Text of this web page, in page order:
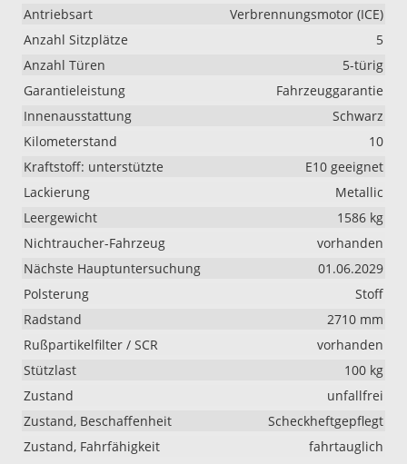
Antriebsart
Verbrennungsmotor (ICE)
Anzahl Sitzplätze
5
Anzahl Türen
5-türig
Garantieleistung
Fahrzeuggarantie
Innenausstattung
Schwarz
Kilometerstand
10
Kraftstoff: unterstützte
E10 geeignet
Lackierung
Metallic
Leergewicht
1586 kg
Nichtraucher-Fahrzeug
vorhanden
Nächste Hauptuntersuchung
01.06.2029
Polsterung
Stoff
Radstand
2710 mm
Rußpartikelfilter / SCR
vorhanden
Stützlast
100 kg
Zustand
unfallfrei
Zustand, Beschaffenheit
Scheckheftgepflegt
Zustand, Fahrfähigkeit
fahrtauglich